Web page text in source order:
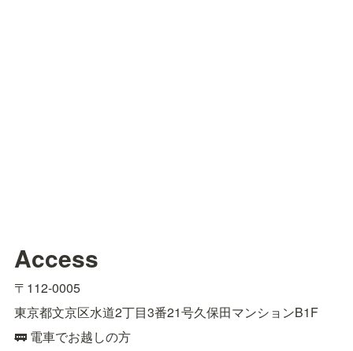
Access
〒112-0005
東京都文京区水道2丁目3番21号久保田マンションB1F
🚃 電車でお越しの方